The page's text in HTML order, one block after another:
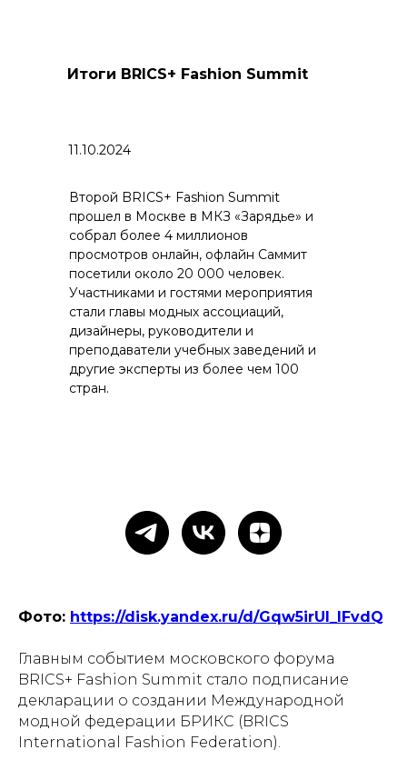
Итоги BRICS+ Fashion Summit
Второй BRICS+ Fashion Summit
прошел в Москве в МКЗ «Зарядье» и
собрал более 4 миллионов
просмотров онлайн, офлайн Саммит
посетили около 20 000 человек.
Участниками и гостями мероприятия
стали главы модных ассоциаций,
дизайнеры, руководители и
преподаватели учебных заведений и
другие эксперты из более чем 100
стран.
11.10.2024
Фото: https://disk.yandex.ru/d/Gqw5irUl_lFvdQ
Главным событием московского форума
BRICS+ Fashion Summit стало подписание
декларации о создании Международной
модной федерации БРИКС (BRICS
International Fashion Federation).